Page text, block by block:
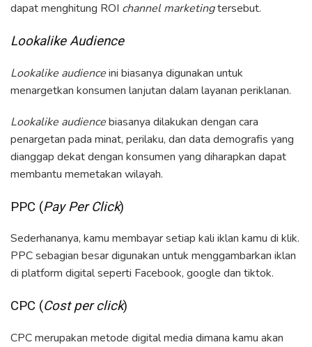
dapat menghitung ROI channel marketingtersebut.
Lookalike Audience
Lookalike audienceini biasanya digunakan untuk
menargetkan konsumen lanjutan dalam layanan periklanan.
Lookalike audiencebiasanya dilakukan dengan cara
penargetan pada minat, perilaku, dan data demografis yang
dianggap dekat dengan konsumen yang diharapkan dapat
membantu memetakan wilayah.
PPC (Pay Per Click)
Sederhananya, kamu membayar setiap kali iklan kamu di klik.
PPC sebagian besar digunakan untuk menggambarkan iklan
di platform digital seperti Facebook, google dan tiktok.
CPC (Cost per click)
CPC merupakan metode digital media dimana kamu akan